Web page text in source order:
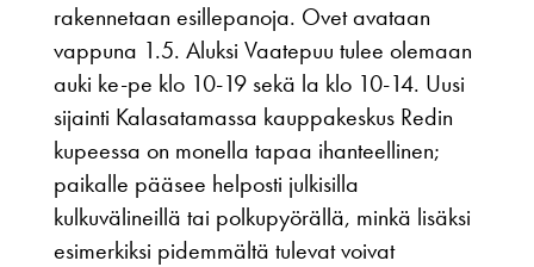
rakennetaan esillepanoja. Ovet avataan
vappuna 1.5. Aluksi Vaatepuu tulee olemaan
auki ke-pe klo 10-19 sekä la klo 10-14. Uusi
sijainti Kalasatamassa kauppakeskus Redin
kupeessa on monella tapaa ihanteellinen;
paikalle pääsee helposti julkisilla
kulkuvälineillä tai polkupyörällä, minkä lisäksi
esimerkiksi pidemmältä tulevat voivat